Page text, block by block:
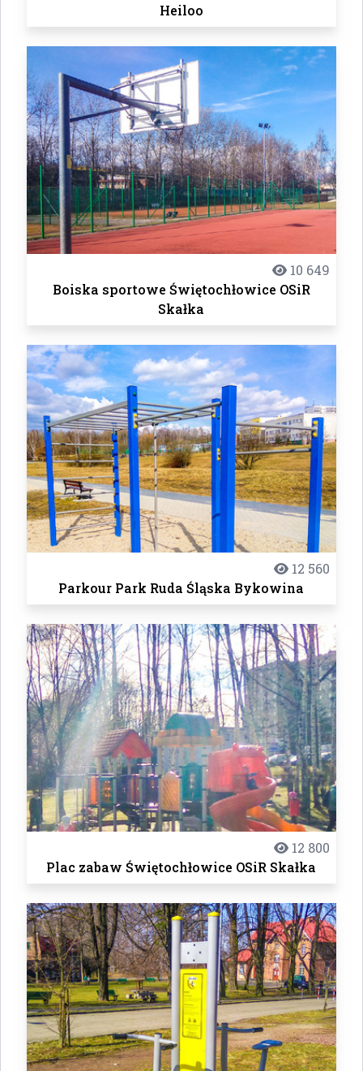
Heiloo
10 649
Boiska sportowe Świętochłowice OSiR
Skałka
12 560
Parkour Park Ruda Śląska Bykowina
12 800
Plac zabaw Świętochłowice OSiR Skałka